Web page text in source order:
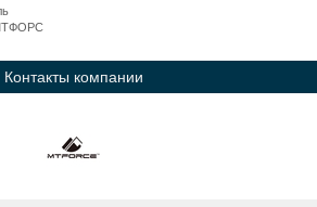
Контакты компании